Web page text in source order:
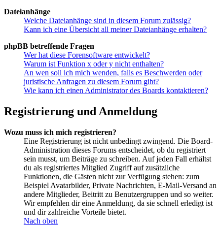
Dateianhänge
Welche Dateianhänge sind in diesem Forum zulässig?
Kann ich eine Übersicht all meiner Dateianhänge erhalten?
phpBB betreffende Fragen
Wer hat diese Forensoftware entwickelt?
Warum ist Funktion x oder y nicht enthalten?
An wen soll ich mich wenden, falls es Beschwerden oder
juristische Anfragen zu diesem Forum gibt?
Wie kann ich einen Administrator des Boards kontaktieren?
Registrierung und Anmeldung
Wozu muss ich mich registrieren?
Eine Registrierung ist nicht unbedingt zwingend. Die Board-
Administration dieses Forums entscheidet, ob du registriert
sein musst, um Beiträge zu schreiben. Auf jeden Fall erhältst
du als registriertes Mitglied Zugriff auf zusätzliche
Funktionen, die Gästen nicht zur Verfügung stehen: zum
Beispiel Avatarbilder, Private Nachrichten, E-Mail-Versand an
andere Mitglieder, Beitritt zu Benutzergruppen und so weiter.
Wir empfehlen dir eine Anmeldung, da sie schnell erledigt ist
und dir zahlreiche Vorteile bietet.
Nach oben